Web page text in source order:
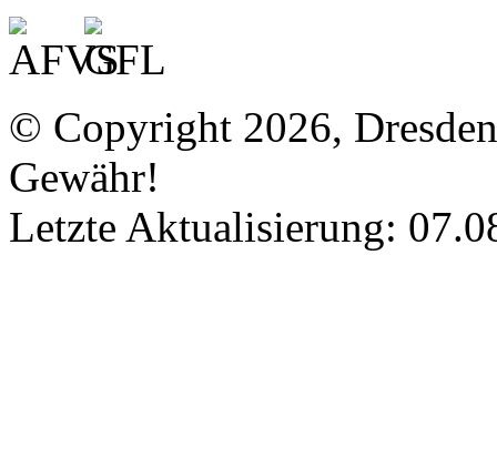
© Copyright 2026,
Gewähr!
Letzte Aktualisierung: